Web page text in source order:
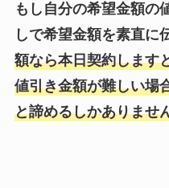
もし自分の希望金額の
しで希望金額を素直に
額なら本日契約します
値引き金額が難しい場
と諦めるしかありませ